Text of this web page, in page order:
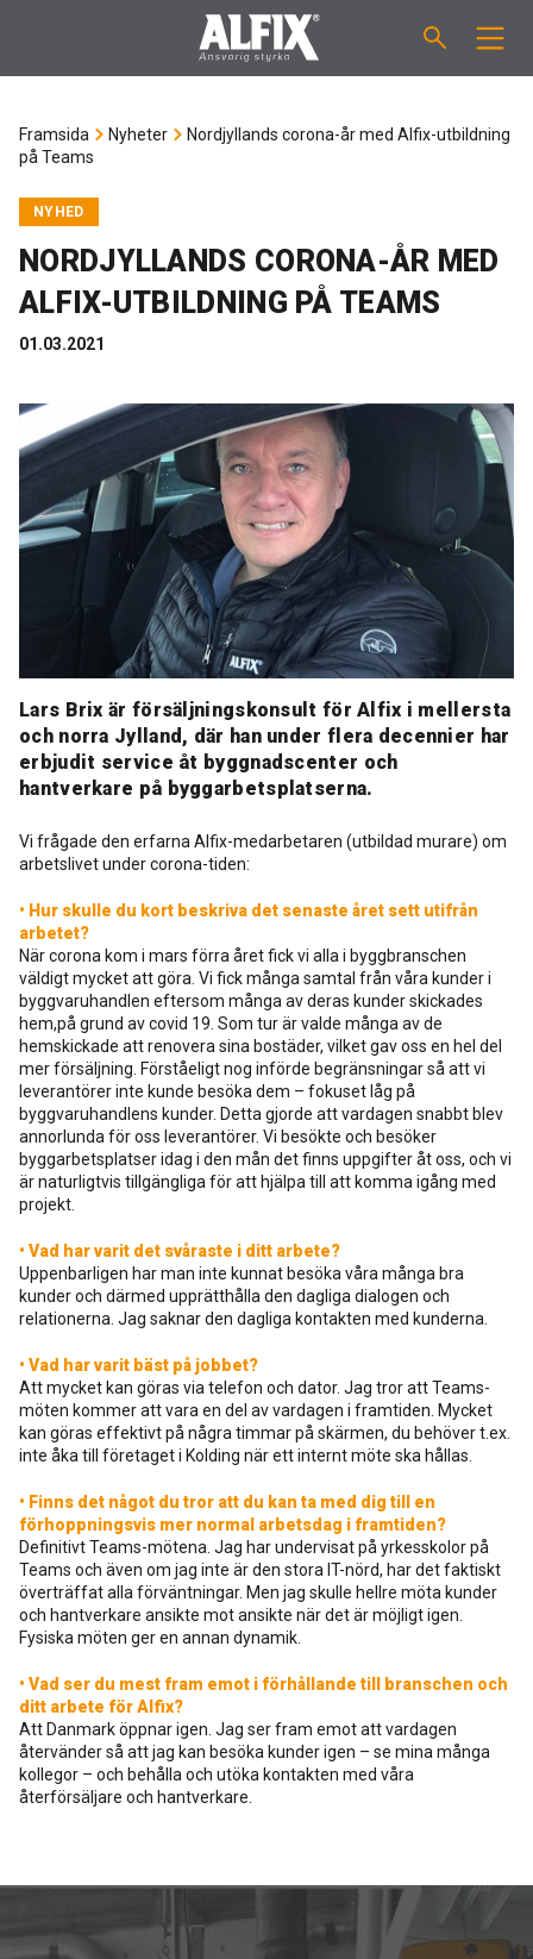
Tätskiktsmassor
Binder / Primer
Fogmassor
Rengöring och skötsel
Putsbruk och målarfärg
Stegljudsmembran
Downloads
ÅTGÅNGSBERÄKNARE
OM ALFIX
Hållbar miljö
Referencer
Kurs för proffs
Downloads
KONTAKT
Medarbetare
Tekniska frågor
Återförsäljare
SE
EN
Framsida Nyheter
Nordjyllands corona-år med Alfix-utbildning
på Teams
NYHED
NORDJYLLANDS CORONA-ÅR MED
ALFIX-UTBILDNING PÅ TEAMS
01.03.2021
Lars Brix är försäljningskonsult för Alfix i mellersta
och norra Jylland, där han under flera decennier har
erbjudit service åt byggnadscenter och
hantverkare på byggarbetsplatserna.
Vi frågade den erfarna Alfix-medarbetaren (utbildad murare) om
arbetslivet under corona-tiden:
• Hur skulle du kort beskriva det senaste året sett utifrån
arbetet?
När corona kom i mars förra året fick vi alla i byggbranschen
väldigt mycket att göra. Vi fick många samtal från våra kunder i
byggvaruhandlen eftersom många av deras kunder skickades
hem,på grund av covid 19. Som tur är valde många av de
hemskickade att renovera sina bostäder, vilket gav oss en hel del
mer försäljning. Förståeligt nog införde begränsningar så att vi
leverantörer inte kunde besöka dem – fokuset låg på
byggvaruhandlens kunder. Detta gjorde att vardagen snabbt blev
annorlunda för oss leverantörer. Vi besökte och besöker
byggarbetsplatser idag i den mån det finns uppgifter åt oss, och vi
är naturligtvis tillgängliga för att hjälpa till att komma igång med
projekt.
• Vad har varit det svåraste i ditt arbete?
Uppenbarligen har man inte kunnat besöka våra många bra
kunder och därmed upprätthålla den dagliga dialogen och
relationerna. Jag saknar den dagliga kontakten med kunderna.
• Vad har varit bäst på jobbet?
Att mycket kan göras via telefon och dator. Jag tror att Teams-
möten kommer att vara en del av vardagen i framtiden. Mycket
kan göras effektivt på några timmar på skärmen, du behöver t.ex.
inte åka till företaget i Kolding när ett internt möte ska hållas.
• Finns det något du tror att du kan ta med dig till en
förhoppningsvis mer normal arbetsdag i framtiden?
Definitivt Teams-mötena. Jag har undervisat på yrkesskolor på
Teams och även om jag inte är den stora IT-nörd, har det faktiskt
överträffat alla förväntningar. Men jag skulle hellre möta kunder
och hantverkare ansikte mot ansikte när det är möjligt igen.
Fysiska möten ger en annan dynamik.
• Vad ser du mest fram emot i förhållande till branschen och
ditt arbete för Alfix?
Att Danmark öppnar igen. Jag ser fram emot att vardagen
återvänder så att jag kan besöka kunder igen – se mina många
kollegor – och behålla och utöka kontakten med våra
återförsäljare och hantverkare.